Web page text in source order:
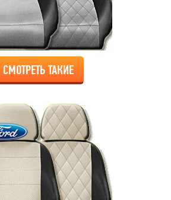
СМОТРЕТЬ ТАКИЕ